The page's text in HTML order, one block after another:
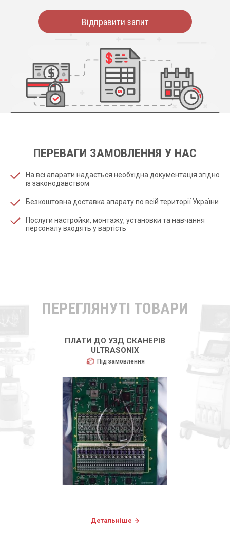
Відправити запит
ПЕРЕВАГИ ЗАМОВЛЕННЯ У НАС
На всі апарати надається необхідна документація згідно
із законодавством
Безкоштовна доставка апарату по всій території України
Послуги настройки, монтажу, установки та навчання
персоналу входять у вартість
ПЕРЕГЛЯНУТІ ТОВАРИ
ПЛАТИ ДО УЗД СКАНЕРІВ
ULTRASONIX
Під замовлення
Детальніше